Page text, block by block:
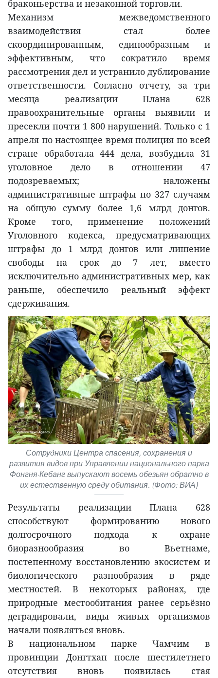
браконьерства и незаконной торговли.
Механизм межведомственного
взаимодействия стал более
скоординированным, единообразным и
эффективным, что сократило время
рассмотрения дел и устранило дублирование
ответственности. Согласно отчету, за три
месяца реализации Плана 628
правоохранительные органы выявили и
пресекли почти 1 800 нарушений. Только с 1
апреля по настоящее время полиция по всей
стране обработала 444 дела, возбудила 31
уголовное дело в отношении 47
подозреваемых; наложены
административные штрафы по 327 случаям
на общую сумму более 1,6 млрд донгов.
Кроме того, применение положений
Уголовного кодекса, предусматривающих
штрафы до 1 млрд донгов или лишение
свободы на срок до 7 лет, вместо
исключительно административных мер, как
раньше, обеспечило реальный эффект
сдерживания.
Сотрудники Центра спасения, сохранения и
развития видов при Управлении национального парка
Фонгня-Кебанг выпускают восемь обезьян обратно в
их естественную среду обитания. (Фото: ВИА)
Результаты реализации Плана 628
способствуют формированию нового
долгосрочного подхода к охране
биоразнообразия во Вьетнаме,
постепенному восстановлению экосистем и
биологического разнообразия в ряде
местностей. В некоторых районах, где
природные местообитания ранее серьёзно
деградировали, виды живых организмов
начали появляться вновь.
В национальном парке Чамчим в
провинции Донгтхап после шестилетнего
отсутствия вновь появилась стая